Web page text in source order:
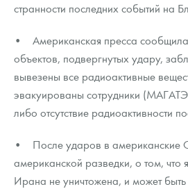
Флот: ледоколы и корабли
Жетоны "Необыкновенные обитатели
Ювелирные изделия
Русская нумизматика
Золотая карманная галерея
Наборы подарочных и коллекционных
Политика конфиденциальности
Политика использования Cookies
Положение по обработке и защите
странности последних событий на
• Американская пресса
объектов, подвергнутых удару,
вывезены все радиоактивные
эвакуированы сотрудники
либо отсутствие радиоактивности
• После ударов в американские
американской разведки, о том,
Ирана не уничтожена, и может